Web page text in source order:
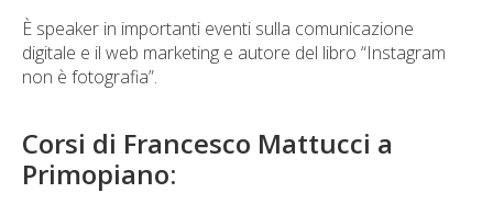
È speaker in importanti eventi sulla comunicazione
digitale e il web marketing e autore del libro “Instagram
non è fotografia”.
Corsi di Francesco Mattucci a
Primopiano: